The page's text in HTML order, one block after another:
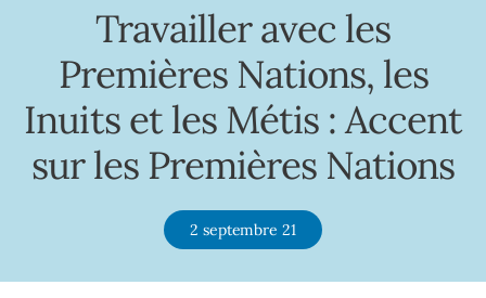
Travailler avec les
Premières Nations, les
Inuits et les Métis : Accent
sur les Premières Nations
2 septembre 21